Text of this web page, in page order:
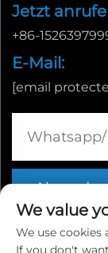
Jetzt
+86-
E-Mail:
[email
We value
We use
If you don't